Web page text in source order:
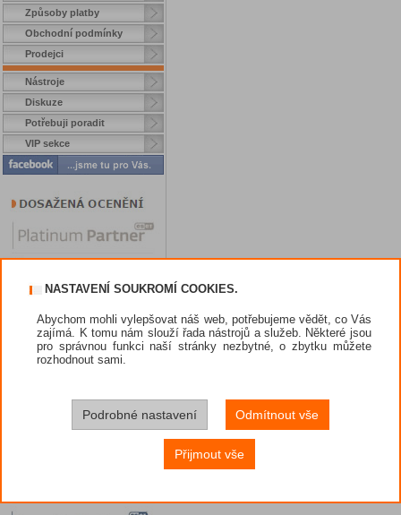
Způsoby platby
Obchodní podmínky
Prodejci
Nástroje
Diskuze
Potřebuji poradit
VIP sekce
NASTAVENÍ SOUKROMÍ COOKIES.
Abychom mohli vylepšovat náš web, potřebujeme vědět, co Vás
zajímá. K tomu nám slouží řada nástrojů a služeb. Některé jsou
pro správnou funkci naší stránky nezbytné, o zbytku můžete
rozhodnout sami.
Podrobné nastavení Odmítnout vše
Přijmout vše